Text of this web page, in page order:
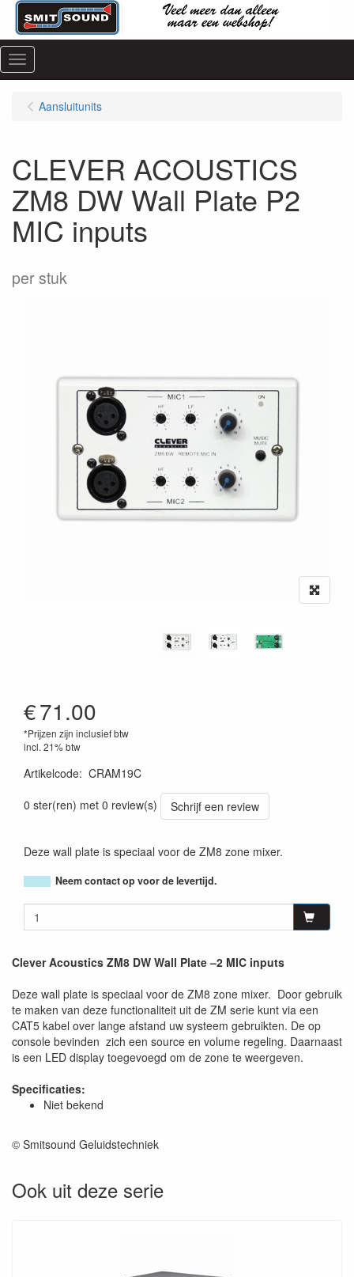
Menu
Aansluitunits
CLEVER ACOUSTICS
ZM8 DW Wall Plate P2
MIC inputs
per stuk
€71.00
*Prijzen zijn inclusief btw
incl. 21% btw
Artikelcode: CRAM19C
0 ster(ren) met 0 review(s)
Schrijf een review
Deze wall plate is speciaal voor de ZM8 zone mixer.
Neem contact op voor de levertijd.
Clever Acoustics ZM8 DW Wall Plate –2 MIC inputs
Deze wall plate is speciaal voor de ZM8 zone mixer. Door gebruik
te maken van deze functionaliteit uit de ZM serie kunt via een
CAT5 kabel over lange afstand uw systeem gebruikten. De op
console bevinden zich een source en volume regeling. Daarnaast
is een LED display toegevoegd om de zone te weergeven.
Specificaties:
Niet bekend
© Smitsound Geluidstechniek
Ook uit deze serie